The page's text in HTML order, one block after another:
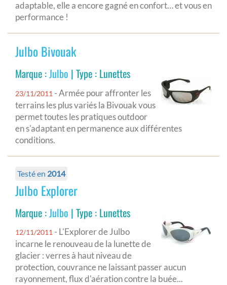
adaptable, elle a encore gagné en confort… et vous en
performance !
Julbo Bivouak
Marque :Julbo | Type : Lunettes
23/11/2011 - Armée pour affronter les
terrains les plus variés la Bivouak vous
permet toutes les pratiques outdoor
en s'adaptant en permanence aux différentes
conditions.
Testé en 2014
Julbo Explorer
Marque :Julbo | Type : Lunettes
12/11/2011 - L'Explorer de Julbo
incarne le renouveau de la lunette de
glacier : verres à haut niveau de
protection, couvrance ne laissant passer aucun
rayonnement, flux d'aération contre la buée...